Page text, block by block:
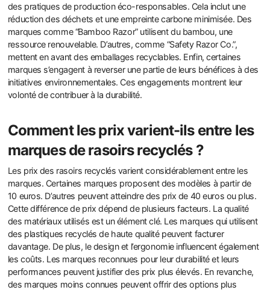
des pratiques de production éco-responsables. Cela inclut une
réduction des déchets et une empreinte carbone minimisée. Des
marques comme “Bamboo Razor” utilisent du bambou, une
ressource renouvelable. D’autres, comme “Safety Razor Co.”,
mettent en avant des emballages recyclables. Enfin, certaines
marques s’engagent à reverser une partie de leurs bénéfices à des
initiatives environnementales. Ces engagements montrent leur
volonté de contribuer à la durabilité.
Comment les prix varient-ils entre les
marques de rasoirs recyclés ?
Les prix des rasoirs recyclés varient considérablement entre les
marques. Certaines marques proposent des modèles à partir de
10 euros. D’autres peuvent atteindre des prix de 40 euros ou plus.
Cette différence de prix dépend de plusieurs facteurs. La qualité
des matériaux utilisés est un élément clé. Les marques qui utilisent
des plastiques recyclés de haute qualité peuvent facturer
davantage. De plus, le design et l’ergonomie influencent également
les coûts. Les marques reconnues pour leur durabilité et leurs
performances peuvent justifier des prix plus élevés. En revanche,
des marques moins connues peuvent offrir des options plus